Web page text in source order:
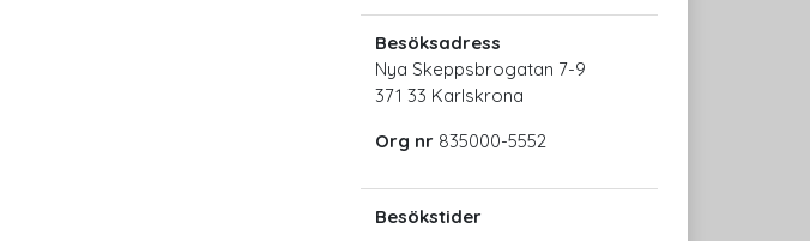
Besöksadress
Nya Skeppsbrogatan 7-9
371 33 Karlskrona
Org nr 835000-5552
Besökstider